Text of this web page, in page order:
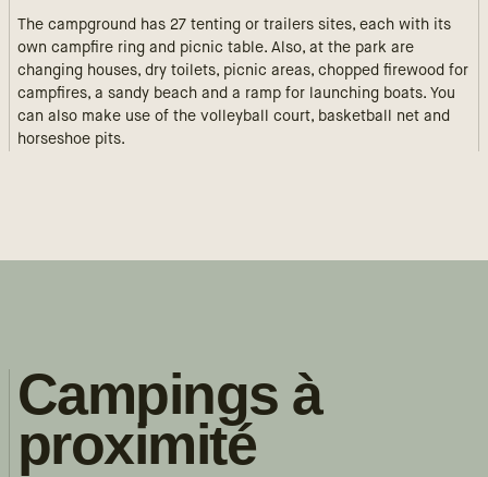
The campground has 27 tenting or trailers sites, each with its
own campfire ring and picnic table. Also, at the park are
changing houses, dry toilets, picnic areas, chopped firewood for
campfires, a sandy beach and a ramp for launching boats. You
can also make use of the volleyball court, basketball net and
horseshoe pits.
Campings à
proximité